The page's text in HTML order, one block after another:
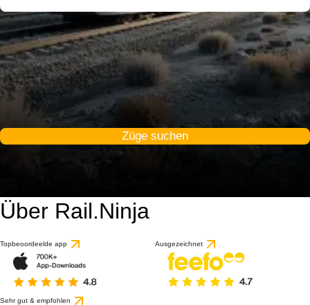
Züge suchen
Über Rail.Ninja
Topbeoordeelde app Ausgezeichnet
Sehr gut & empfohlen